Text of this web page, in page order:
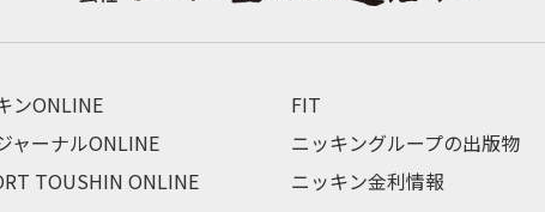
ンONLINE
ャーナルONLINE
TOUSHIN ONLINE
FIT
ニッキングループの出版物
ニッキン金利情報